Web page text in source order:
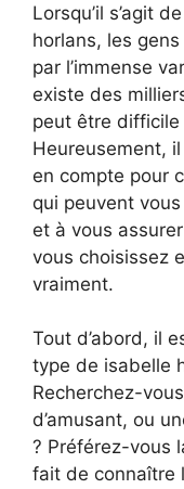
Lorsqu’il s’agit
horlans, les
par l’immense
existe des
peut être
Heureusement,
en compte pour
qui peuvent
et à vous
vous choisissez
vraiment.
Tout d’abord, il
type de isabelle
Recherchez-
d’amusant, ou
? Préférez-vous
fait de connaître